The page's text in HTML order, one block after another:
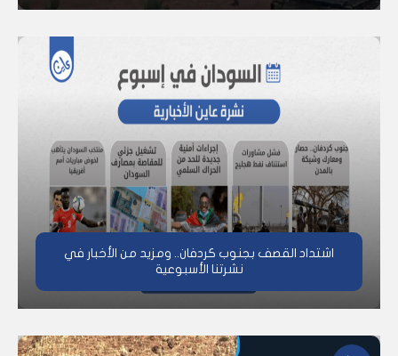
اشتداد القصف بجنوب كردفان.. ومزيد من الأخبار في
نشرتنا الأسبوعية